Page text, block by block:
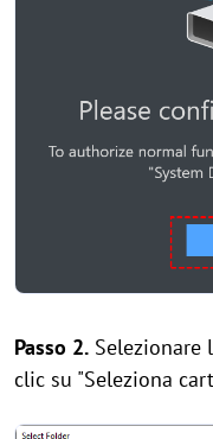
Passo 2. Selezionare
clic su "Seleziona